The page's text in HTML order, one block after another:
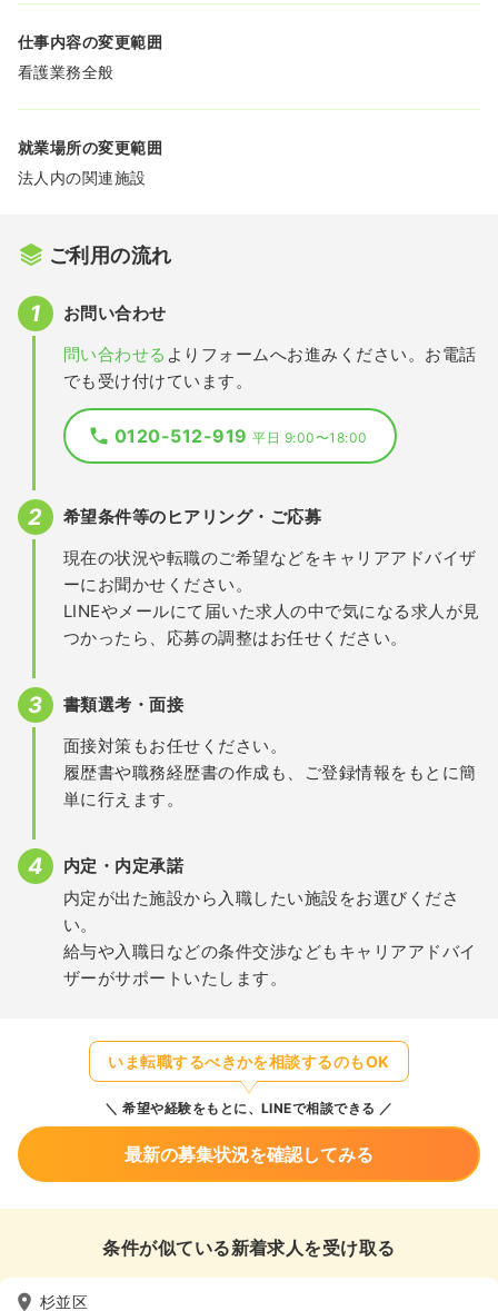
仕事内容の変更範囲
看護業務全般
就業場所の変更範囲
法人内の関連施設
ご利用の流れ
お問い合わせ
問い合わせる よりフォームへお進みください。お電話
でも受け付けています。
0120-512-919平日 9:00〜18:00
希望条件等のヒアリング・ご応募
現在の状況や転職のご希望などをキャリアアドバイザ
ーにお聞かせください。
LINEやメールにて届いた求人の中で気になる求人が見
つかったら、応募の調整はお任せください。
書類選考・面接
面接対策もお任せください。
履歴書や職務経歴書の作成も、ご登録情報をもとに簡
単に行えます。
内定・内定承諾
内定が出た施設から入職したい施設をお選びくださ
い。
給与や入職日などの条件交渉などもキャリアアドバイ
ザーがサポートいたします。
いま転職するべきかを相談するのもOK
希望や経験をもとに、LINEで相談できる
最新の募集状況を確認してみる
条件が似ている新着求人を受け取る
杉並区